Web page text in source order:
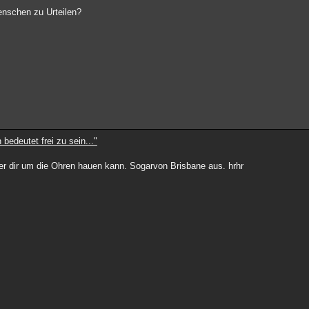
zu Urteilen?
bedeutet frei zu sein..."
dir um die Ohren hauen kann. Sogarvon Brisbane aus. hrhr